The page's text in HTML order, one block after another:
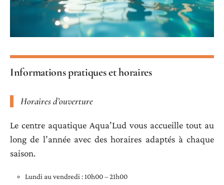
Informations pratiques et horaires
Horaires d’ouverture
Le centre aquatique Aqua’Lud vous accueille tout au
long de l’année avec des horaires adaptés à chaque
saison.
Lundi au vendredi : 10h00 – 21h00